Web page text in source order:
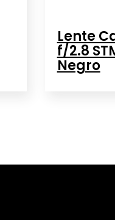
Lente
f/2.8
Negro